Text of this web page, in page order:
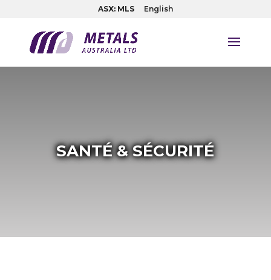
ASX: MLS English
SANTÉ & SÉCURITÉ